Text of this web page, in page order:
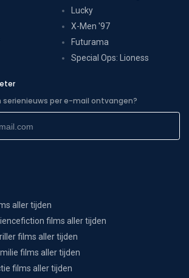
Lucky
X-Men '97
Futurama
Special Ops: Lioness
per e-mail ontvangen?
aller tijden
films aller tijden
films aller tijden
films aller tijden
films aller tijden